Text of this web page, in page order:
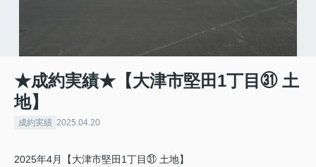
★成約実績★【大津市堅田1丁目㉛ 土
地】
成約実績 2025.04.20
2025年4月【大津市堅田1丁目㉛ 土地】